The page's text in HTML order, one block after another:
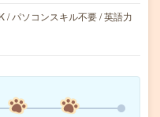
/ パソコンスキル不要 / 英語力